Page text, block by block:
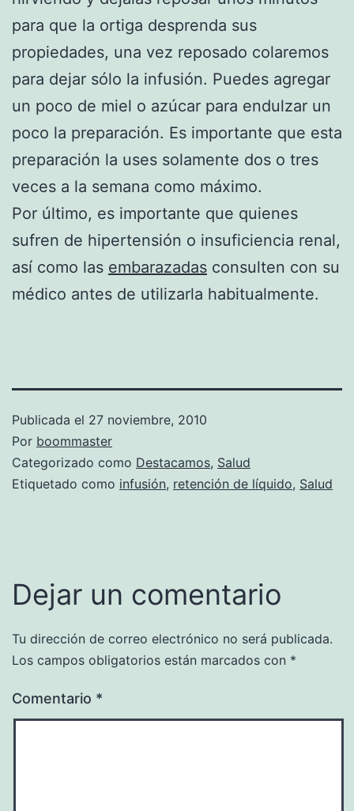
para que la ortiga desprenda sus
propiedades, una vez reposado colaremos
para dejar sólo la infusión. Puedes agregar
un poco de miel o azúcar para endulzar un
poco la preparación. Es importante que esta
preparación la uses solamente dos o tres
veces a la semana como máximo.
Por último, es importante que quienes
sufren de hipertensión o insuficiencia renal,
así como las embarazadas consulten con su
médico antes de utilizarla habitualmente.
Publicada el 27 noviembre, 2010
Por boommaster
Categorizado como Destacamos, Salud
Etiquetado como infusión, retención de líquido, Salud
Dejar un comentario
Tu dirección de correo electrónico no será publicada.
Los campos obligatorios están marcados con *
Comentario *